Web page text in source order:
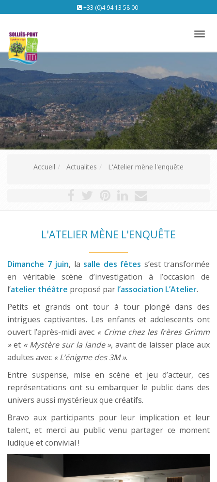
+33 (0)4 94 13 58 00
Accueil Actualites L'Atelier mène l'enquête
L'ATELIER MÈNE L'ENQUÊTE
Dimanche 7 juin, la salle des fêtes s’est transformée
en véritable scène d’investigation à l’occasion de
l’atelier théâtre proposé par l’association L’Atelier.
Petits et grands ont tour à tour plongé dans des
intrigues captivantes. Les enfants et adolescents ont
ouvert l’après-midi avec « Crime chez les frères Grimm
»et « Mystère sur la lande », avant de laisser place aux
adultes avec « L’énigme des 3M ».
Entre suspense, mise en scène et jeu d’acteur, ces
représentations ont su embarquer le public dans des
univers aussi mystérieux que créatifs.
Bravo aux participants pour leur implication et leur
talent, et merci au public venu partager ce moment
ludique et convivial !